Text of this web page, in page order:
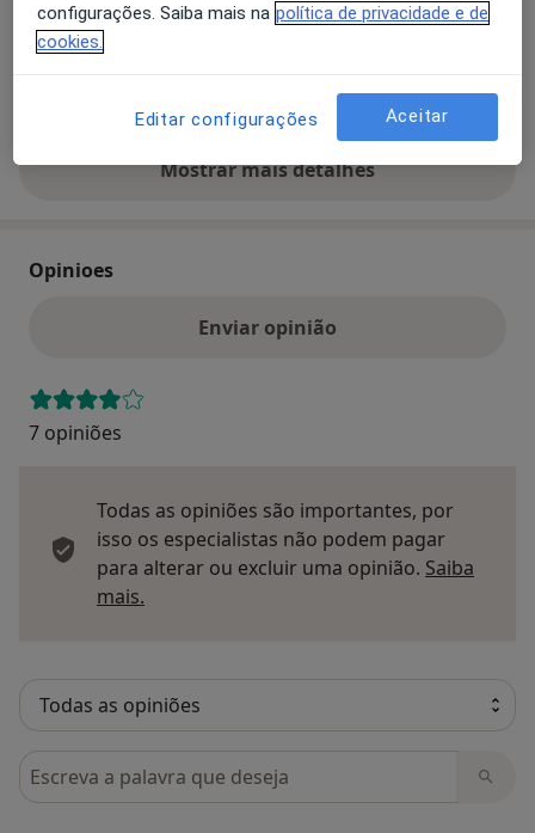
Disponibilidade
Este especialista não disponibiliza reservas online
nesta morada
Mostrar mais detalhes
sobre o endereço
Opinioes
Enviar opinião
7 opiniões
Todas as opiniões são importantes, por
isso os especialistas não podem pagar
para alterar ou excluir uma opinião. Saiba
mais.
Pesquisar em opiniões
configurações. Saiba mais na política de privacidade e de
cookies.
Editar configurações Aceitar